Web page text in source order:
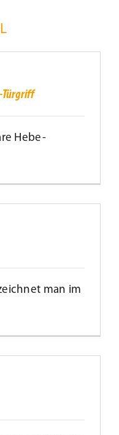
Türgriff
Hebe-
man im